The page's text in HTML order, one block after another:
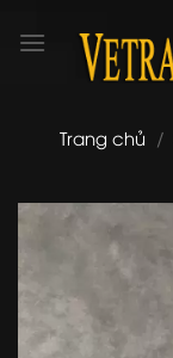
Trang chủ /